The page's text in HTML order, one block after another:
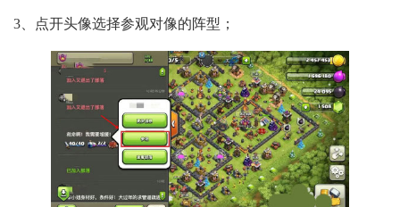
3、点开头像选择参观对像的阵型；